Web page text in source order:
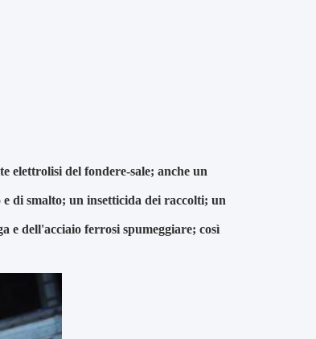
elettrolisi del fondere-sale; anche un
di smalto; un insetticida dei raccolti; un
e dell'acciaio ferrosi spumeggiare; così